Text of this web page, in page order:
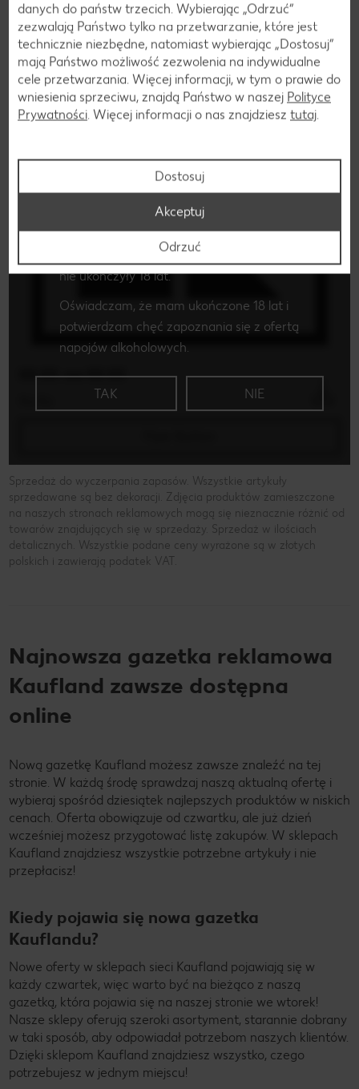
Czy masz ukończone 18 lat i chcesz
zapoznać się z ofertą napojów
alkoholowych?
Po potwierdzeniu swojego wieku i wyrażeniu
chęci zapoznania się z ofertą napojów
alkoholowych, zostaniesz przekierowany na
Oferta ta nie jest skierowana do osób, które
nie ukończyły 18 lat.
Oświadczam, że mam ukończone 18 lat i
potwierdzam chęć zapoznania się z ofertą
napojów alkoholowych.
TAK NIE
XX.XX. xxx XX.XX
Sprzedaż do wyczerpania zapasów. Wszystkie artykuły
sprzedawane są bez dekoracji. Zdjęcia produktów zamieszczone
na naszych stronach reklamowych mogą się nieznacznie różnić od
towarów znajdujących się w sprzedaży. Sprzedaż w ilościach
detalicznych. Wszystkie podane ceny wyrażone są w złotych
polskich i zawierają podatek VAT.
Najnowsza gazetka reklamowa
Kaufland zawsze dostępna
online
Nową gazetkę Kaufland możesz zawsze znaleźć na tej
stronie. W każdą środę sprawdzaj naszą aktualną ofertę i
wybieraj spośród dziesiątek najlepszych produktów w niskich
cenach. Oferta obowiązuje od czwartku, ale już dzień
wcześniej możesz przygotować listę zakupów. W sklepach
Kaufland znajdziesz wszystkie potrzebne artykuły i nie
przepłacisz!
Kiedy pojawia się nowa gazetka
Kauflandu?
Nowe oferty w sklepach sieci Kaufland pojawiają się w
każdy czwartek, więc warto być na bieżąco z naszą
gazetką, która pojawia się na naszej stronie we wtorek!
Nasze sklepy oferują szeroki asortyment, starannie dobrany
w taki sposób, aby odpowiadał potrzebom naszych klientów.
Dzięki sklepom Kaufland znajdziesz wszystko, czego
potrzebujesz w jednym miejscu!
danych do państw trzecich. Wybierając „Odrzuć“
zezwalają Państwo tylko na przetwarzanie, które jest
technicznie niezbędne, natomiast wybierając „Dostosuj”
mają Państwo możliwość zezwolenia na indywidualne
cele przetwarzania. Więcej informacji, w tym o prawie do
wniesienia sprzeciwu, znajdą Państwo w naszej Polityce
Prywatności. Więcej informacji o nas znajdziesz tutaj.
Dostosuj
Odrzuć
Akceptuj